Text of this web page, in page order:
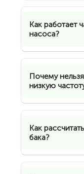
Как работает
насоса?
Почему
низкую
Как
бака?